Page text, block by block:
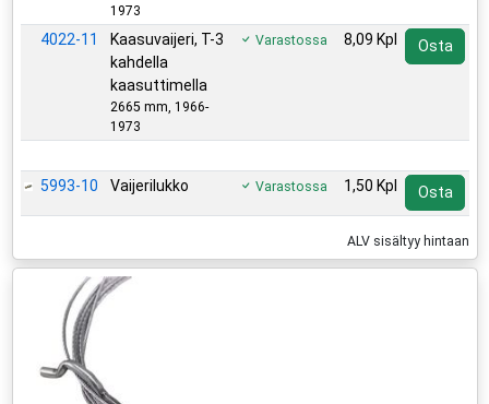
1973
4022-11
Kaasuvaijeri, T-3
kahdella
kaasuttimella
2665 mm, 1966-
1973
Varastossa 8,09 Kpl Osta
5993-10
Vaijerilukko Varastossa 1,50 Kpl Osta
ALV sisältyy hintaan